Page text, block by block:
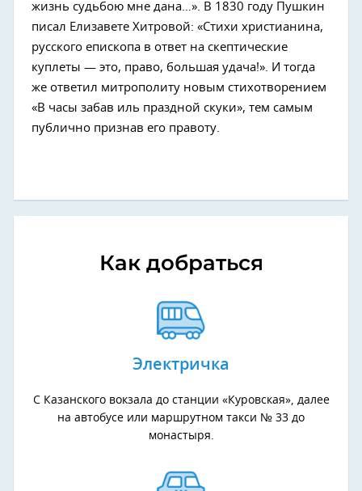
жизнь судьбою мне дана…». В 1830 году Пушкин
писал Елизавете Хитровой: «Стихи христианина,
русского епископа в ответ на скептические
куплеты — это, право, большая удача!». И тогда
же ответил митрополиту новым стихотворением
«В часы забав иль праздной скуки», тем самым
публично признав его правоту.
Как добраться
Электричка
С Казанского вокзала до станции «Куровская», далее
на автобусе или маршрутном такси № 33 до
монастыря.